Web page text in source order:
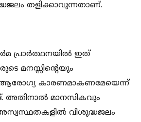
തളിക്കാവുന്നതാണ്.
പ്രാർത്ഥനയിൽ ഇത്
മനസ്സിന്റെയും
ആരോഗ്യ കാരണമാകണമേയെന്ന്
അതിനാൽ മാനസികവും
വിശുദ്ധജലം